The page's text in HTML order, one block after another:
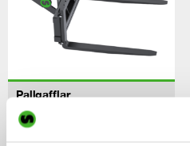
Pallgafflar
Mekaniska redskap